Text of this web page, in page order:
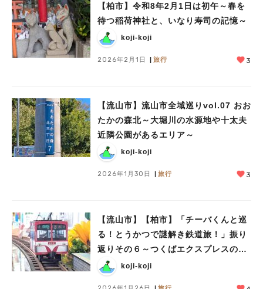
【柏市】令和8年2月1日は初午～春を
待つ稲荷神社と、いなり寿司の記憶～
koji-koji
2026年2月1日 旅行 3
【流山市】流山市全域巡りvol.07 おお
たかの森北～大堀川の水源地や十太夫
近隣公園があるエリア～
koji-koji
2026年1月30日 旅行 3
【流山市】【柏市】「チーバくんと巡
る！とうかつで謎解き鉄道旅！」振り
返りその６～つくばエクスプレスの解
答と流鉄流山線の問題～
koji-koji